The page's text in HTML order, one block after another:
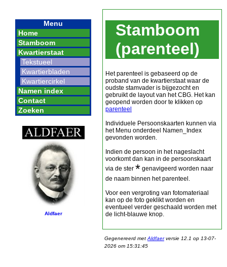
Menu
Home
Stamboom
Kwartierstaat
Tekstueel
Kwartierbladen
Kwartiercirkel
Namen index
Contact
Zoeken
Aldfaer
Stamboom
(parenteel)
Het parenteel is gebaseerd op de
proband van de kwartierstaat waar de
oudste stamvader is bijgezocht en
gebruikt de layout van het CBG. Het kan
geopend worden door te klikken op
parenteel
Individuele Persoonskaarten kunnen via
het Menu onderdeel Namen_Index
gevonden worden.
Indien de persoon in het nageslacht
voorkomt dan kan in de persoonskaart
via de ster * genavigeerd worden naar
de naam binnen het parenteel.
Voor een vergroting van fotomateriaal
kan op de foto geklikt worden en
eventueel verder geschaald worden met
de licht-blauwe knop.
Gegenereerd met Aldfaerversie 12.1 op 13-07-
2026 om 15:31:45